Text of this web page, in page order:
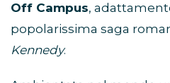
Off Campus,
popolarissima saga
Kennedy.